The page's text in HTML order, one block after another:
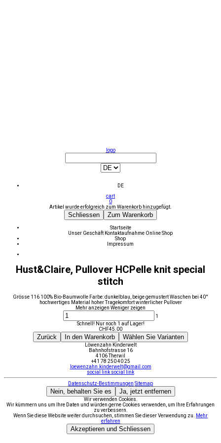
logo
DE
cart
0
Artikel wurde erfolgreich zum Warenkorb hinzugefügt.
Schliessen Zum Warenkorb
Startseite
Unser Geschäft Kontaktaufnahme Online Shop
Shop
Impressum
Hust&Claire, Pullover HCPelle knit special
stitch
Grösse 116 100% Bio-Baumwolle Farbe: dunkelblau, beige gemustert Waschen bei 40°
hochwertiges Material hoher Tragekomfort winterlicher Pullover
Mehr anzeigen Weniger zeigen
1
Schnell! Nur noch 1 auf Lager!
CHF45.00
Zurück In den Warenkorb Wählen Sie Varianten
Löwenzahn Kinderwelt
Bahnhofstrasse 16
4106 Therwil
+41 78 250 40 25
loewenzahn.kinderwelt@gmail.com
social link social link
Datenschutz-Bestimmungen Sitemap
Nein, behalten Sie es Ja, jetzt entfernen
Wir verwenden Cookies.
Wir kümmern uns um Ihre Daten und würden gerne Cookies verwenden, um Ihre Erfahrungen
zu verbessern.
Wenn Sie diese Website weiter durchsuchen, stimmen Sie dieser Verwendung zu.
Mehr
erfahren
Akzeptieren und Schliessen